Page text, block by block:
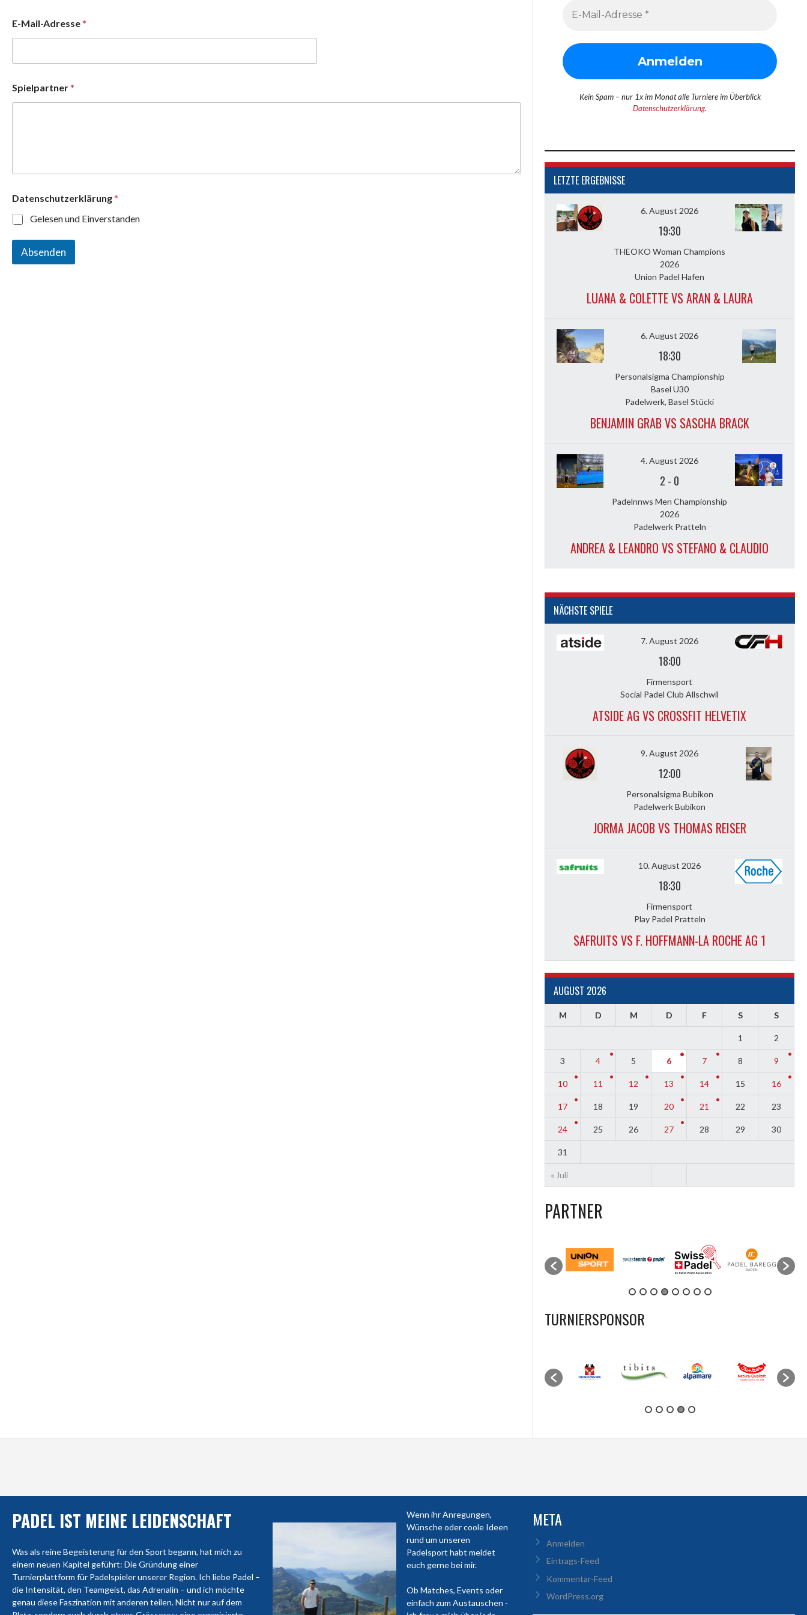
E-Mail-Adresse*
Spielpartner*
-
M
a
Datenschutzerklärung*
Gelesen und Einverstanden
Absenden
Kein Spam – nur 1x im Monat alle Turniere im Überblick
Datenschutzerklärung.
LETZTE ERGEBNISSE
6. August 2026
19:30
THEOKO Woman Champions
2026
Union Padel Hafen
LUANA & COLETTE VS ARAN & LAURA
6. August 2026
18:30
Personalsigma Championship
Basel U30
Padelwerk, Basel Stücki
BENJAMIN GRAB VS SASCHA BRACK
4. August 2026
2 - 0
Padelnnws Men Championship
2026
Padelwerk Pratteln
ANDREA & LEANDRO VS STEFANO & CLAUDIO
NÄCHSTE SPIELE
7. August 2026
18:00
Firmensport
Social Padel Club Allschwil
ATSIDE AG VS CROSSFIT HELVETIX
9. August 2026
12:00
Personalsigma Bubikon
Padelwerk Bubikon
JORMA JACOB VS THOMAS REISER
10. August 2026
18:30
Firmensport
Play Padel Pratteln
SAFRUITS VS F. HOFFMANN-LA ROCHE AG 1
AUGUST 2026
M D M D F S S
« Juli
1 2
3 4 5 6 7 8 9
10 11 12 13 14 15 16
17 18 19 20 21 22 23
24 25 26 27 28 29 30
31
PARTNER
TURNIERSPONSOR
PADEL IST MEINE LEIDENSCHAFT
Was als reine Begeisterung für den Sport begann, hat mich zu
einem neuen Kapitel geführt: Die Gründung einer
Turnierplattform für Padelspieler unserer Region. Ich liebe Padel –
die Intensität, den Teamgeist, das Adrenalin – und ich möchte
genau diese Faszination mit anderen teilen. Nicht nur auf dem
Wenn ihr Anregungen,
Wünsche oder coole Ideen
rund um unseren
Padelsport habt meldet
euch gerne bei mir.
Ob Matches, Events oder
einfach zum Austauschen -
META
Anmelden
Eintrags-Feed
Kommentar-Feed
WordPress.org